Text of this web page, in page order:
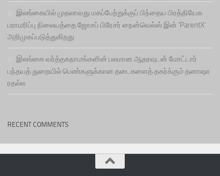
இலங்கையில் முதலாவது மகப்பேற்றுக்குப் பிந்தைய பிரத்தியேக
பராமரிப்பு நிலையத்தை ஜோசப் பிரேசர் நைன்வெல்ஸ் இன் ‘ParentX’
அறிமுகப்படுத்துகிறது
இலங்கை வர்த்தகநாமங்களின் பலமான ஆதரவுடன் மோட்டார்
பந்தயத் துறையில் பெண்களுக்கான தடைகளைத் தகர்க்கும் தனாஷா
ரதல்ல
RECENT COMMENTS